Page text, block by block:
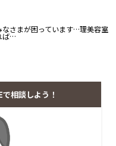
さまが困っています…理美容室
ば…
相談しよう！